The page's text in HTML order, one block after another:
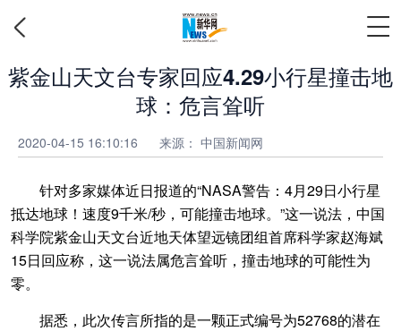
紫金山天文台专家回应4.29小行星撞击地
球：危言耸听
2020-04-15 16:10:16 来源： 中国新闻网
针对多家媒体近日报道的“NASA警告：4月29日小行星
抵达地球！速度9千米/秒，可能撞击地球。”这一说法，中国
科学院紫金山天文台近地天体望远镜团组首席科学家赵海斌
15日回应称，这一说法属危言耸听，撞击地球的可能性为
零。
据悉，此次传言所指的是一颗正式编号为52768的潜在